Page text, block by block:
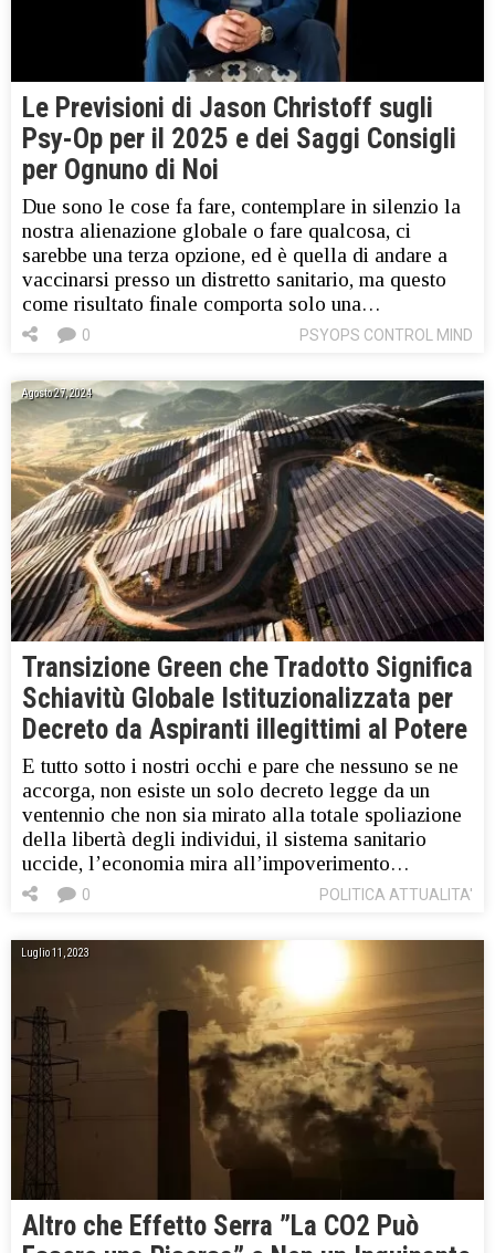
Le Previsioni di Jason Christoff sugli
Psy-Op per il 2025 e dei Saggi Consigli
per Ognuno di Noi
Due sono le cose fa fare, contemplare in silenzio la
nostra alienazione globale o fare qualcosa, ci
sarebbe una terza opzione, ed è quella di andare a
vaccinarsi presso un distretto sanitario, ma questo
come risultato finale comporta solo una…
PSYOPS CONTROL MIND
0
Agosto 27, 2024
Transizione Green che Tradotto Significa
Schiavitù Globale Istituzionalizzata per
Decreto da Aspiranti illegittimi al Potere
E tutto sotto i nostri occhi e pare che nessuno se ne
accorga, non esiste un solo decreto legge da un
ventennio che non sia mirato alla totale spoliazione
della libertà degli individui, il sistema sanitario
uccide, l’economia mira all’impoverimento…
POLITICA ATTUALITA'
0
Luglio 11, 2023
Altro che Effetto Serra ”La CO2 Può